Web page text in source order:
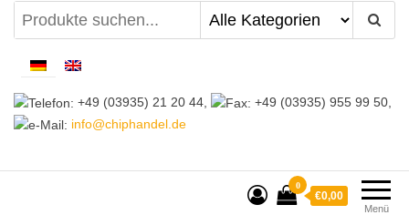
chiphandel.de
+49 (03935) 21 20 44,
+49 (03935) 955 99 50,
info@chiphandel.de
Menü
0
€0,00